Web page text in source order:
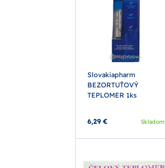
Slovakiapharm
BEZORTUŤOVÝ
TEPLOMER 1ks
6,29 € Skladom